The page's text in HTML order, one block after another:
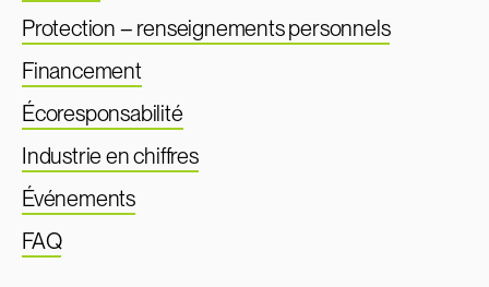
Protection – renseignements personnels
Financement
Écoresponsabilité
Industrie en chiffres
Événements
FAQ